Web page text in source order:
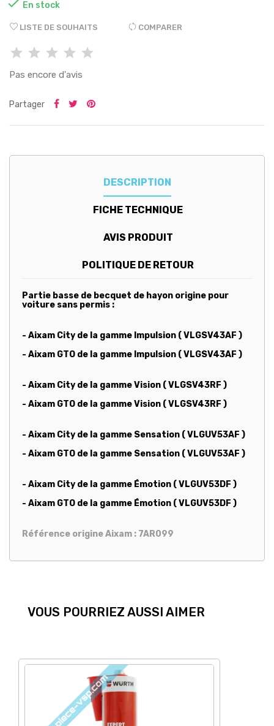
En stock
LISTE DE SOUHAITS COMPARER
Pas encore d'avis
Partager
DESCRIPTION
FICHE TECHNIQUE
AVIS PRODUIT
POLITIQUE DE RETOUR
Partie basse de becquet de hayon origine pour
voiture sans permis :
- Aixam City de la gamme Impulsion ( VLGSV43AF )
- Aixam GTO de la gamme Impulsion ( VLGSV43AF )
- Aixam City de la gamme Vision ( VLGSV43RF )
- Aixam GTO de la gamme Vision ( VLGSV43RF )
- Aixam City de la gamme Sensation ( VLGUV53AF )
- Aixam GTO de la gamme Sensation ( VLGUV53AF )
- Aixam City de la gamme Émotion ( VLGUV53DF )
- Aixam GTO de la gamme Émotion ( VLGUV53DF )
Référence origine Aixam : 7AR099
VOUS POURRIEZ AUSSI AIMER